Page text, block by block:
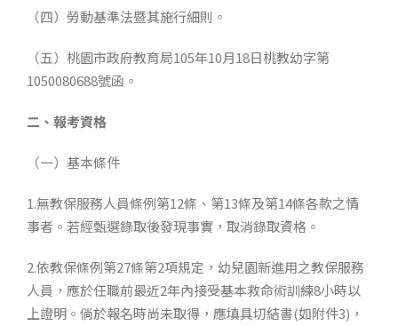
（四）勞動基準法暨其施行細則。
（五）桃園市政府教育局105年10月18日桃教幼字第
1050080688號函。
二、報考資格
（一）基本條件
1.無教保服務人員條例第12條、第13條及第14條各款之情
事者。若經甄選錄取後發現事實，取消錄取資格。
2.依教保條例第27條第2項規定，幼兒園新進用之教保服務
人員，應於任職前最近2年內接受基本救命術訓練8小時以
上證明。倘於報名時尚未取得，應填具切結書(如附件3)，